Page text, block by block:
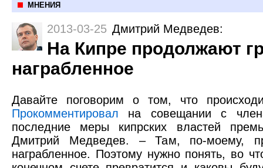
МНЕНИЯ
2013-03-25 Дмитрий Медведев:
На Кипре продолжают
награбленное
Давайте поговорим о том, что
Прокомментировал на совещании с
последние меры кипрских властей
Дмитрий Медведев. – Там, по-моему,
награбленное. Поэтому нужно понять, во